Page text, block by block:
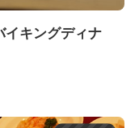
イキングディナ